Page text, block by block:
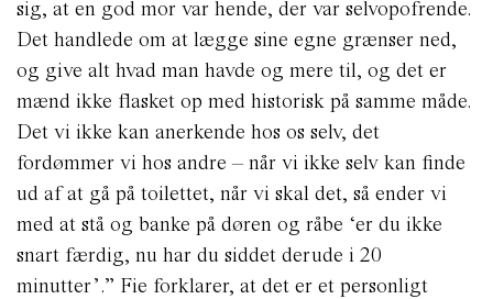
sig, at en god mor var hende, der var selvopofrende.
Det handlede om at lægge sine egne grænser ned,
og give alt hvad man havde og mere til, og det er
mænd ikke flasket op med historisk på samme måde.
Det vi ikke kan anerkende hos os selv, det
fordømmer vi hos andre – når vi ikke selv kan finde
ud af at gå på toilettet, når vi skal det, så ender vi
med at stå og banke på døren og råbe ‘er du ikke
snart færdig, nu har du siddet derude i 20
minutter’.” Fie forklarer, at det er et personligt